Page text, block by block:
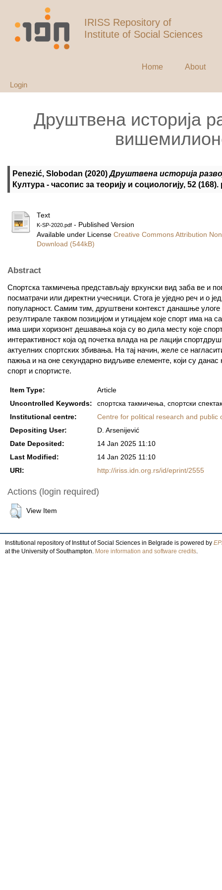
IRISS Repository of
Institute of Social Sciences
Home About
Login
Друштвена историја
Penezić, Slobodan (2020)Друштвена историја
Култура - часопис за теорију и социологију, 52
Text
K-SP-2020.pdf - Published Version
Available under License Creative Commons Attribution
Download (544kB)
Abstract
Спортска такмичења представљају врхунски вид заба­ ве и
посматрачи или директни учесници. Стога је уједно реч и о
популарност. Самим тим, друштвени контекст данашње улоге
резултирале таквом позицијом и утицајем које спорт има на
има шири хоризонт дешавања која су во­ дила месту које
интерактивност која од почетка влада на ре­ лацији
актуелних спортских збивања. На тај начин, желе се
пажња и на оне секундарно видљиве елементе, који су
спорт и спортисте.
Item Type:
Article
Uncontrolled Keywords:
спортска такмичења, спортски
Institutional centre:
Centre for political research and public
Depositing User:
D. Arsenijević
Date Deposited:
14 Jan 2025 11:10
Last Modified:
14 Jan 2025 11:10
URI:
http://iriss.idn.org.rs/id/eprint/2555
Actions (login required)
View Item
Institutional repository of Institut of Social Sciences in Belgrade is powered by
at the University of Southampton. More information and software credits